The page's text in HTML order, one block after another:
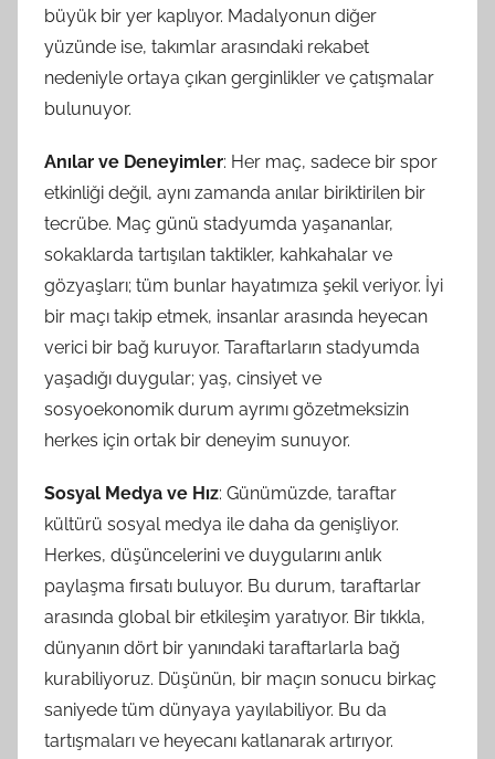
büyük bir yer kaplıyor. Madalyonun diğer
yüzünde ise, takımlar arasındaki rekabet
nedeniyle ortaya çıkan gerginlikler ve çatışmalar
bulunuyor.
Anılar ve Deneyimler: Her maç, sadece bir spor
etkinliği değil, aynı zamanda anılar biriktirilen bir
tecrübe. Maç günü stadyumda yaşananlar,
sokaklarda tartışılan taktikler, kahkahalar ve
gözyaşları; tüm bunlar hayatımıza şekil veriyor. İyi
bir maçı takip etmek, insanlar arasında heyecan
verici bir bağ kuruyor. Taraftarların stadyumda
yaşadığı duygular; yaş, cinsiyet ve
sosyoekonomik durum ayrımı gözetmeksizin
herkes için ortak bir deneyim sunuyor.
Sosyal Medya ve Hız: Günümüzde, taraftar
kültürü sosyal medya ile daha da genişliyor.
Herkes, düşüncelerini ve duygularını anlık
paylaşma fırsatı buluyor. Bu durum, taraftarlar
arasında global bir etkileşim yaratıyor. Bir tıkkla,
dünyanın dört bir yanındaki taraftarlarla bağ
kurabiliyoruz. Düşünün, bir maçın sonucu birkaç
saniyede tüm dünyaya yayılabiliyor. Bu da
tartışmaları ve heyecanı katlanarak artırıyor.